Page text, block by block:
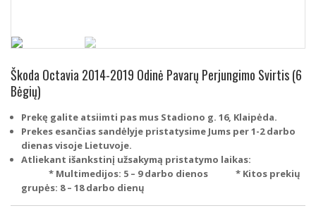
Škoda Octavia 2014-2019 Odinė Pavarų Perjungimo Svirtis (6
Bėgių)
Prekę galite atsiimti pas mus Stadiono g. 16, Klaipėda.
Prekes esančias sandėlyje pristatysime Jums per 1-2 darbo
dienas visoje Lietuvoje.
Atliekant išankstinį užsakymą pristatymo laikas:
* Multimedijos: 5 – 9 darbo dienos * Kitos prekių
grupės: 8 – 18 darbo dienų